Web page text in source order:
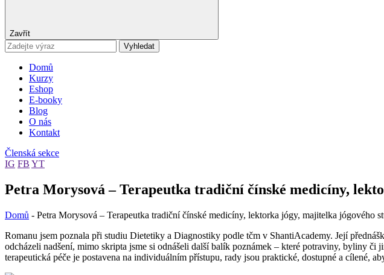
Zavřít
Vyhledat
Domů
Kurzy
Eshop
E-booky
Blog
O nás
Kontakt
Členská sekce
IG FB YT
Petra Morysová – Terapeutka tradiční čínské medicíny,
Domů - Petra Morysová – Terapeutka tradiční čínské medicíny, lektorka jógy, majitelka jógového
Romanu jsem poznala při studiu Dietetiky a Diagnostiky podle tčm v ShantiAcademy. Její
odcházeli nadšení, mimo skripta jsme si odnášeli další balík poznámek – které potraviny, byliny
terapeutická péče je postavena na individuálním přístupu, rady jsou praktické, dostupné a cílené,